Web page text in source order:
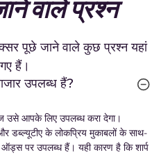
वाले प्रश्न
पूछे जाने वाले कुछ प्रश्न यहां
हैं।
उपलब्ध हैं?
उसे आपके लिए उपलब्ध करा देगा।
डब्ल्यूटीए के लोकप्रिय मुकाबलों के साथ-
पर उपलब्ध हैं। यही कारण है कि शार्प